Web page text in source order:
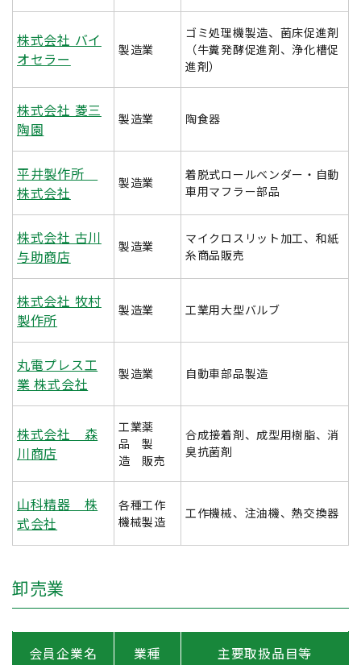
株式会社 バイ
オセラー
製造業
ゴミ処理機製造、菌床促進剤
（牛糞発酵促進剤、浄化槽促
進剤）
株式会社 菱三
陶園
製造業 陶食器
平井製作所
株式会社
製造業
着脱式ロールベンダー・自動
車用マフラー部品
株式会社 古川
与助商店
製造業
マイクロスリット加工、和紙
糸商品販売
株式会社 牧村
製作所
製造業 工業用大型バルブ
丸電プレス工
業 株式会社
製造業 自動車部品製造
株式会社 森
川商店
工業薬
品 製
造 販売
合成接着剤、成型用樹脂、消
臭抗菌剤
山科精器 株
式会社
各種工作
機械製造
工作機械、注油機、熱交換器
卸売業
会員企業名 業種 主要取扱品目等